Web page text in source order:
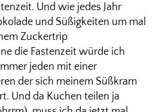
Und wie jedes Jahr
und Süßigkeiten um mal
Zuckertrip
die Fastenzeit würde ich
jeden mit einer
der sich meinem Süßkram
Und da Kuchen teilen ja